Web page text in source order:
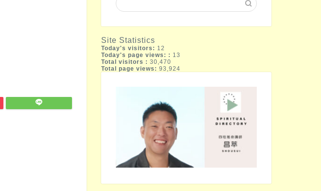
Site Statistics
Today's visitors: 12
Today's page views: : 13
Total visitors : 30,470
Total page views: 93,924